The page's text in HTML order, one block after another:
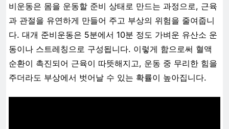
비운동은 몸을 운동할 준비 상태로 만드는 과정으로, 근육
과 관절을 유연하게 만들어 주고 부상의 위험을 줄여줍니
다. 대개 준비운동은 5분에서 10분 정도 가벼운 유산소 운
동이나 스트레칭으로 구성됩니다. 이렇게 함으로써 혈액
순환이 촉진되어 근육이 따뜻해지고, 운동 중 무리한 힘을
주더라도 부상에서 벗어날 수 있는 확률이 높아집니다.